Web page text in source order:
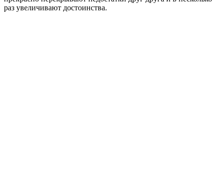
раз увеличивают достоинства.